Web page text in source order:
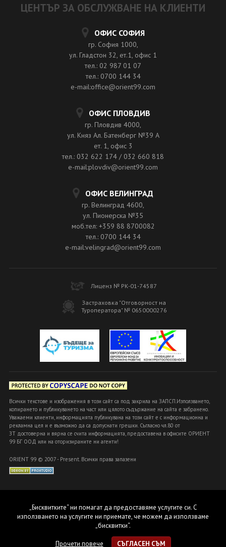
ЦЕНТЪР ЗА ОБСЛУЖВАНЕ НА КЛИЕНТИ
ОФИС СОФИЯ
гр. София 1000,
ул. Гладстон 32, ет.1, офис 1
тел.: 02 987 01 07
тел.: 0700 144 34
e-mail:office@orient99.com
ОФИС ПЛОВДИВ
гр. Пловдив 4000,
ул. Княз Ал. Батенберг №39 A
ет. 1, офис 3
тел.: 032 622 174 / 032 660 818
e-mail:plovdiv@orient99.com
ОФИС ВЕЛИНГРАД
гр. Велинград 4600,
ул. Пионерска №35
моб.тел: +359 88 8700082
тел.: 0700 144 34
e-mail:velingrad@orient99.com
Лиценз № РК-01-74587
Застраховка "Отговорност на
Туроператора" № 0650000276
Всички текстове и изображения в този сайт са под закрила на ЗАПСП.Използването,
копирането и публикуването на част или цялото съдържание на сайта е забранено.
Уважаеми клиенти, информацията публикувана на този сайт е с информационна и
рекламна цел и е възможно да са допуснати грешки. Съгласно чл.80 от
ЗТ достоверна и вярна се счита информацията, предоставена в офисите ОРИЕНТ
99 БГ ООД или на оторизираните ни агенти!
ORIENT 99 © 2007 - Present. Всички права запазени
„Бисквитките“ ни помагат да предоставяме услугите си. С
използването на услугите ни приемате, че можем да използваме
„бисквитки“.
Прочети повече СЪГЛАСЕН СЪМ